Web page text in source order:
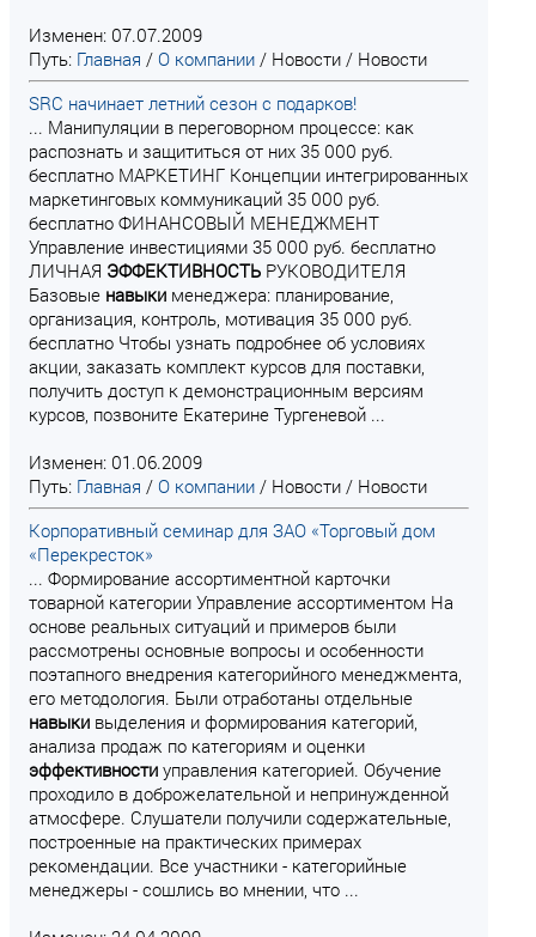
Изменен: 07.07.2009
Путь: Главная / О компании / Новости / Новости
SRC начинает летний сезон с подарков!
... Манипуляции в переговорном процессе: как
распознать и защититься от них 35 000 руб.
бесплатно МАРКЕТИНГ Концепции интегрированных
маркетинговых коммуникаций 35 000 руб.
бесплатно ФИНАНСОВЫЙ МЕНЕДЖМЕНТ
Управление инвестициями 35 000 руб. бесплатно
ЛИЧНАЯ ЭФФЕКТИВНОСТЬ РУКОВОДИТЕЛЯ
Базовые навыки менеджера: планирование,
организация, контроль, мотивация 35 000 руб.
бесплатно Чтобы узнать подробнее об условиях
акции, заказать комплект курсов для поставки,
получить доступ к демонстрационным версиям
курсов, позвоните Екатерине Тургеневой ...
Изменен: 01.06.2009
Путь: Главная / О компании / Новости / Новости
Корпоративный семинар для ЗАО «Торговый дом
«Перекресток»
... Формирование ассортиментной карточки
товарной категории Управление ассортиментом На
основе реальных ситуаций и примеров были
рассмотрены основные вопросы и особенности
поэтапного внедрения категорийного менеджмента,
его методология. Были отработаны отдельные
навыки выделения и формирования категорий,
анализа продаж по категориям и оценки
эффективности управления категорией. Обучение
проходило в доброжелательной и непринужденной
атмосфере. Слушатели получили содержательные,
построенные на практических примерах
рекомендации. Все участники - категорийные
менеджеры - сошлись во мнении, что ...